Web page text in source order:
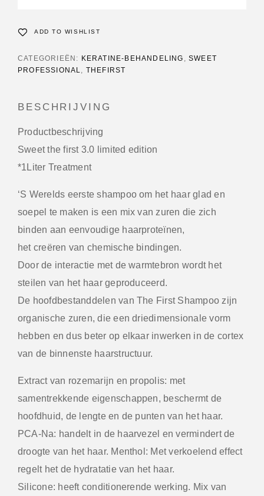
ADD TO WISHLIST
CATEGORIEËN: KERATINE-BEHANDELING ,SWEET
PROFESSIONAL, THEFIRST
BESCHRIJVING
Productbeschrijving
Sweet the first 3.0 limited edition
*1Liter Treatment
‘S Werelds eerste shampoo om het haar glad en
soepel te maken is een mix van zuren die zich
binden aan eenvoudige haarproteïnen,
het creëren van chemische bindingen.
Door de interactie met de warmtebron wordt het
steilen van het haar geproduceerd.
De hoofdbestanddelen van The First Shampoo zijn
organische zuren, die een driedimensionale vorm
hebben en dus beter op elkaar inwerken in de cortex
van de binnenste haarstructuur.
Extract van rozemarijn en propolis: met
samentrekkende eigenschappen, beschermt de
hoofdhuid, de lengte en de punten van het haar.
PCA-Na: handelt in de haarvezel en vermindert de
droogte van het haar. Menthol: Met verkoelend effect
regelt het de hydratatie van het haar.
Silicone: heeft conditionerende werking. Mix van